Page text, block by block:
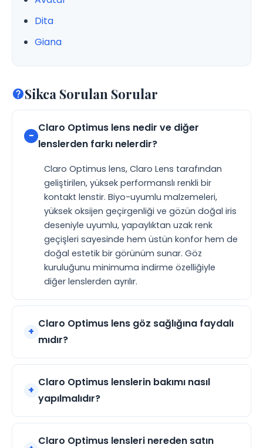
Dita
Giana
Sikca Sorulan Sorular
Claro Optimus lens nedir ve diğer
lenslerden farkı nelerdir?
Claro Optimus lens, Claro Lens tarafından
geliştirilen, yüksek performanslı renkli bir
kontakt lenstir. Biyo-uyumlu malzemeleri,
yüksek oksijen geçirgenliği ve gözün doğal iris
deseniyle uyumlu, yapaylıktan uzak renk
geçişleri sayesinde hem üstün konfor hem de
doğal estetik bir görünüm sunar. Göz
kuruluğunu minimuma indirme özelliğiyle
diğer lenslerden ayrılır.
Claro Optimus lens göz sağlığına faydalı
mıdır?
Claro Optimus lenslerin bakımı nasıl
yapılmalıdır?
Claro Optimus lensleri nereden satın